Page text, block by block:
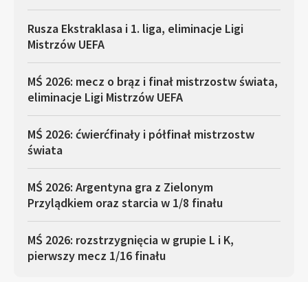
Rusza Ekstraklasa i 1. liga, eliminacje Ligi
Mistrzów UEFA
MŚ 2026: mecz o brąz i finał mistrzostw świata,
eliminacje Ligi Mistrzów UEFA
MŚ 2026: ćwierćfinały i półfinał mistrzostw
świata
MŚ 2026: Argentyna gra z Zielonym
Przylądkiem oraz starcia w 1/8 finału
MŚ 2026: rozstrzygnięcia w grupie L i K,
pierwszy mecz 1/16 finału